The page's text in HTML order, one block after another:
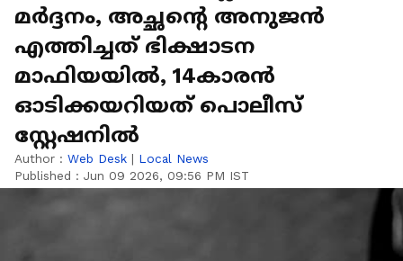
മർദ്ദനം, അച്ഛന്റെ അനുജൻ
എത്തിച്ചത് ഭിക്ഷാടന
മാഫിയയിൽ, 14കാരൻ
ഓടിക്കയറിയത് പൊലീസ്
സ്റ്റേഷനിൽ
Author : Web Desk | Local News
Published : Jun 09 2026, 09:56 PM IST